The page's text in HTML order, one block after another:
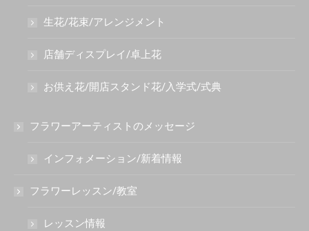
生花/花束/アレンジメント
店舗ディスプレイ/卓上花
お供え花/開店スタンド花/入学式/式典
フラワーアーティストのメッセージ
インフォメーション/新着情報
フラワーレッスン/教室
レッスン情報